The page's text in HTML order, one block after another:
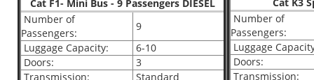
Cat F1- Mini Bus - 9 Passengers DIESEL
Number of
Passengers:
9
Luggage Capacity:
6-10
Doors:
3
Transmission:
Standard
Number of
Passengers:
Luggage
Doors:
Transmission: